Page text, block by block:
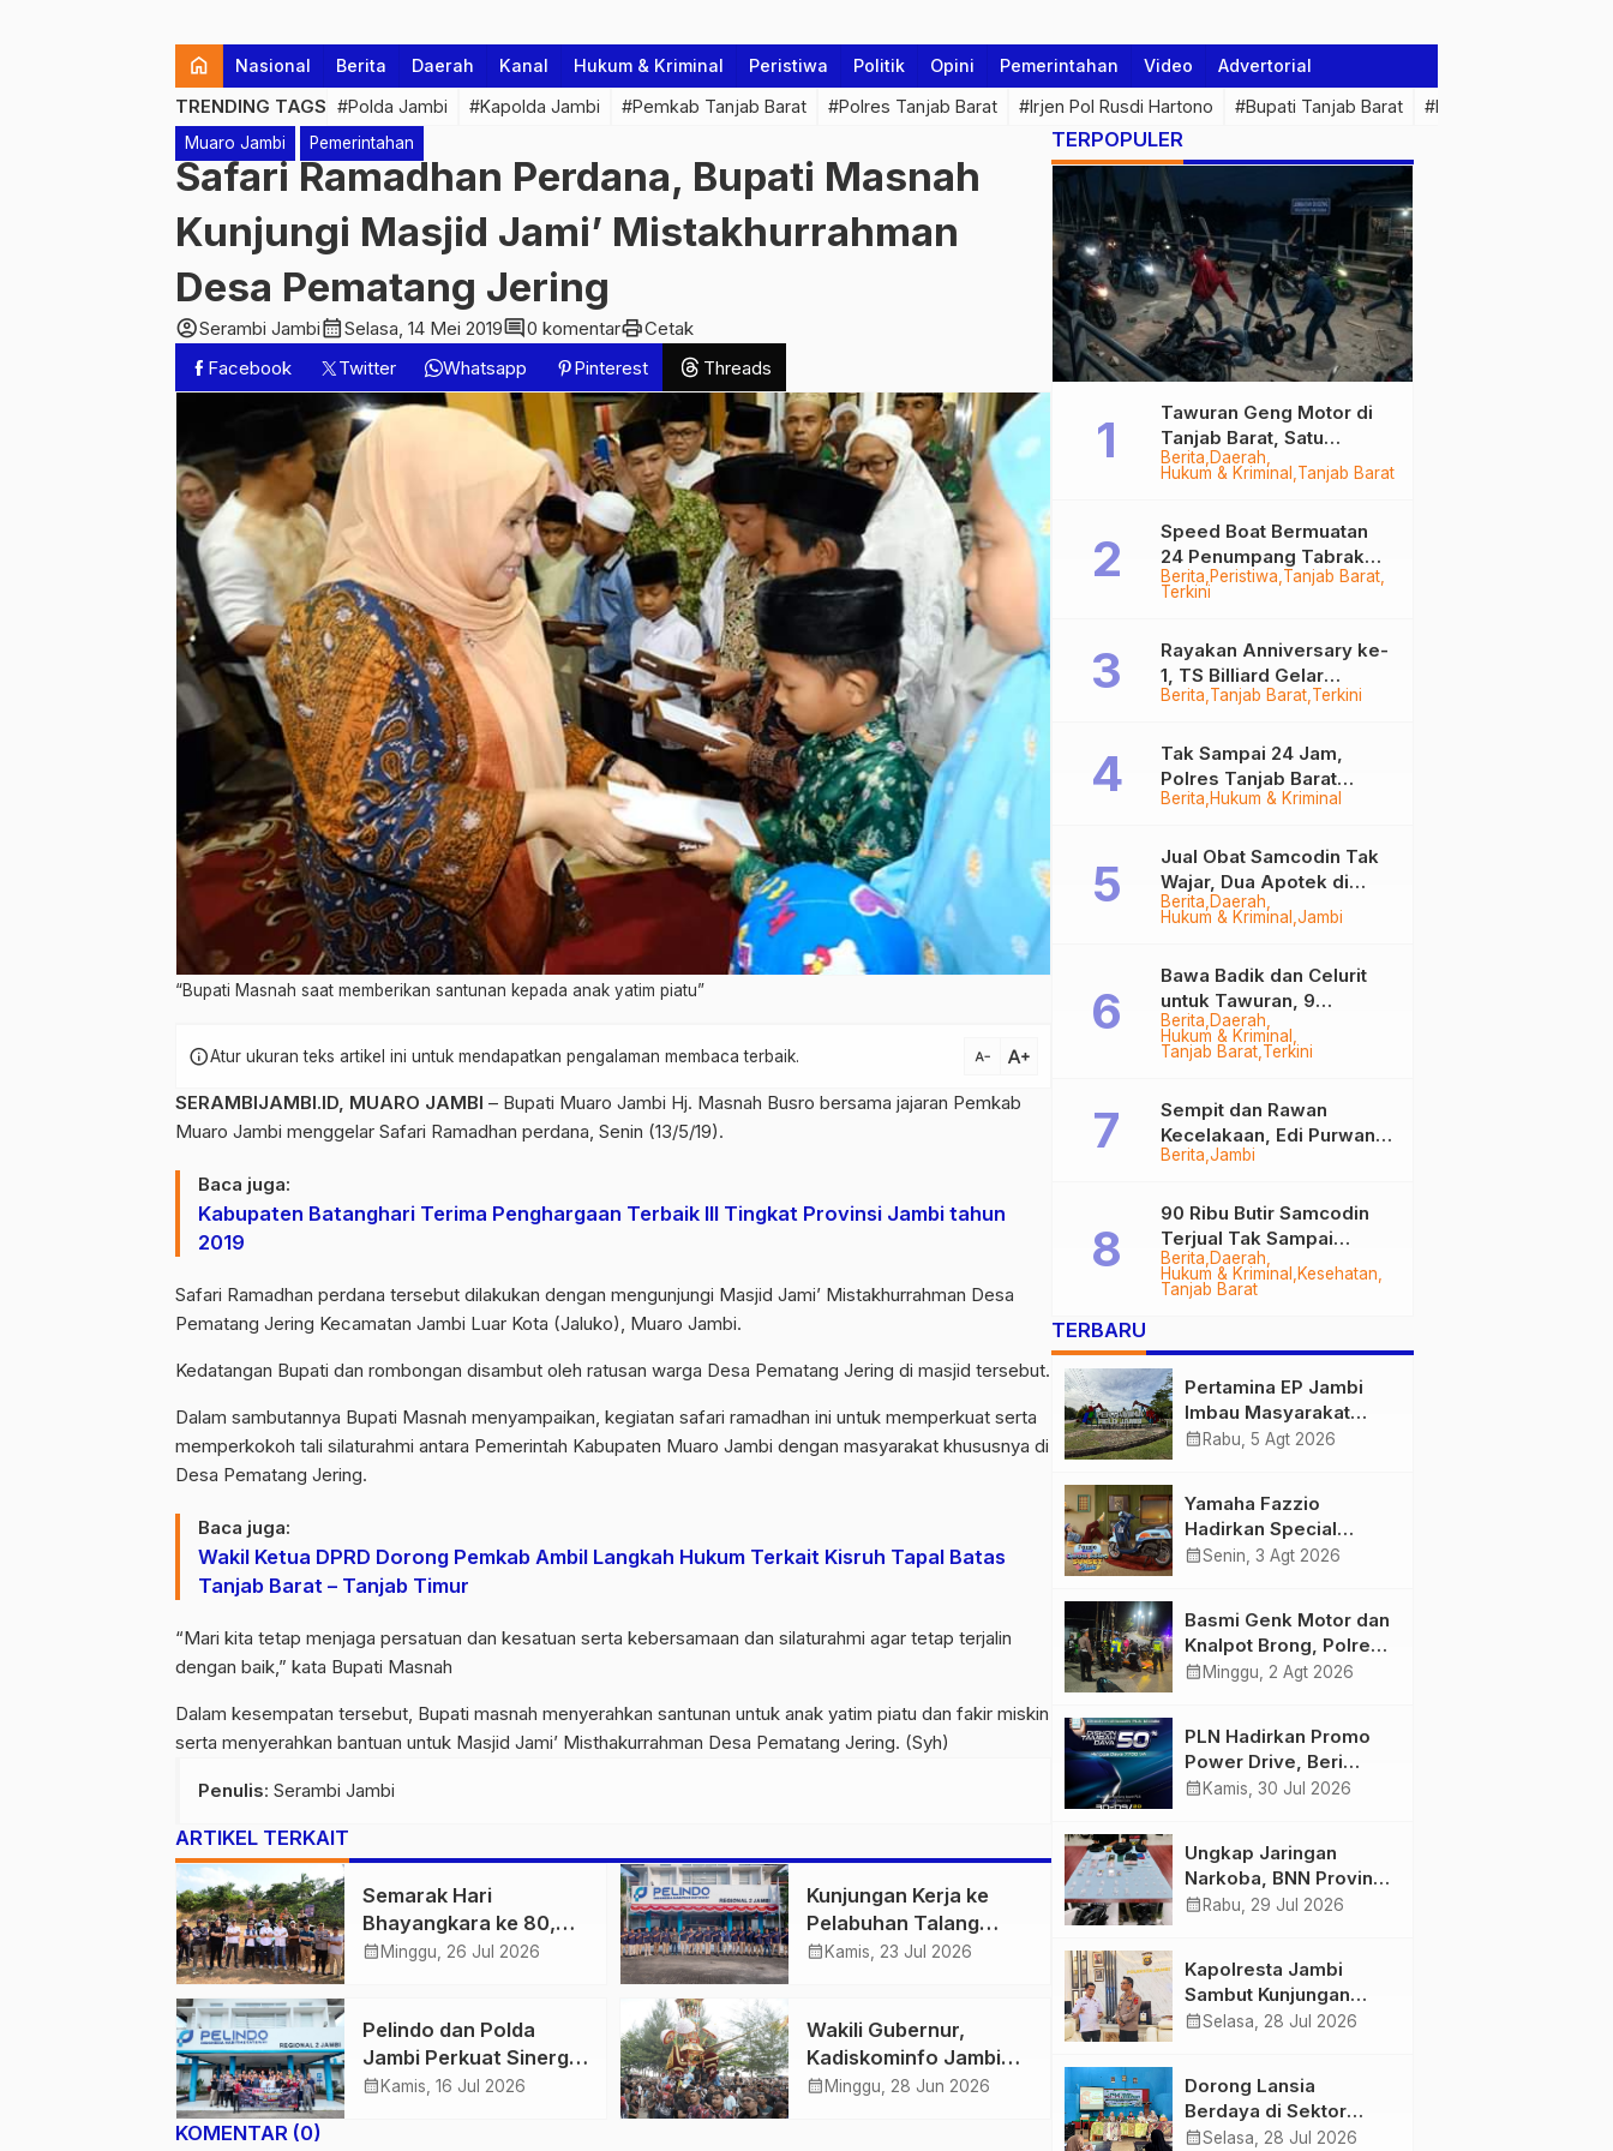
home Nasional Berita Daerah Kanal Hukum & Kriminal Peristiwa Politik Opini Pemerintahan Video Advertorial
TRENDING TAGS #Polda Jambi #Kapolda Jambi #Pemkab Tanjab Barat #Polres Tanjab Barat #Irjen Pol Rusdi Hartono #Bupati Tanjab Barat #Pemprov Jambi
Muaro Jambi Pemerintahan
Safari Ramadhan Perdana, Bupati Masnah
Kunjungi Masjid Jami’ Mistakhurrahman
Desa Pematang Jering
account_circleSerambi Jambicalendar_monthSelasa, 14 Mei 2019comment0 komentarprintCetak
Facebook
Twitter Whatsapp Pinterest Threads
“Bupati Masnah saat memberikan santunan kepada anak yatim piatu”
infoAtur ukuran teks artikel ini untuk mendapatkan pengalaman membaca terbaik. text_decrease text_increase
SERAMBIJAMBI.ID, MUARO JAMBI – Bupati Muaro Jambi Hj. Masnah Busro bersama jajaran Pemkab
Muaro Jambi menggelar Safari Ramadhan perdana, Senin (13/5/19).
Baca juga:
Kabupaten Batanghari Terima Penghargaan Terbaik III Tingkat Provinsi Jambi tahun
2019
Safari Ramadhan perdana tersebut dilakukan dengan mengunjungi Masjid Jami’ Mistakhurrahman Desa
Pematang Jering Kecamatan Jambi Luar Kota (Jaluko), Muaro Jambi.
Kedatangan Bupati dan rombongan disambut oleh ratusan warga Desa Pematang Jering di masjid tersebut.
Dalam sambutannya Bupati Masnah menyampaikan, kegiatan safari ramadhan ini untuk memperkuat serta
memperkokoh tali silaturahmi antara Pemerintah Kabupaten Muaro Jambi dengan masyarakat khususnya di
Desa Pematang Jering.
Baca juga:
Wakil Ketua DPRD Dorong Pemkab Ambil Langkah Hukum Terkait Kisruh Tapal Batas
Tanjab Barat – Tanjab Timur
“Mari kita tetap menjaga persatuan dan kesatuan serta kebersamaan dan silaturahmi agar tetap terjalin
dengan baik,” kata Bupati Masnah
Dalam kesempatan tersebut, Bupati masnah menyerahkan santunan untuk anak yatim piatu dan fakir miskin
serta menyerahkan bantuan untuk Masjid Jami’ Misthakurrahman Desa Pematang Jering. (Syh)
Penulis: Serambi Jambi
ARTIKEL TERKAIT
Semarak Hari
Bhayangkara ke 80,
IOF X Bhayangkara
Kapolda Jambi
Apresiasi Sportivitas
dan Kebersamaan
calendar_month Minggu, 26 Jul 2026
Kunjungan Kerja ke
Pelabuhan Talang
Duku, Komut PT
Pelindo Jambi Terus
Tingkatkan Pelayanan
calendar_month Kamis, 23 Jul 2026
Pelindo dan Polda
Jambi Perkuat Sinergi
Bangun Benteng Anti
calendar_month Kamis, 16 Jul 2026
Wakili Gubernur,
Kadiskominfo Jambi
Hadiri Puncak Hoyak
calendar_month Minggu, 28 Jun 2026
KOMENTAR (0)
TERPOPULER
Berita Daerah
Hukum & Kriminal Tanjab Barat
Tawuran Geng Motor di
Tanjab Barat, Satu
Remaja Kritis Dibacok, 3
Pelaku Ditangkap
Berita Peristiwa Tanjab Barat
Terkini
Speed Boat Bermuatan
24 Penumpang Tabrak
Togok di Kuala Tungkal,
Berita Tanjab Barat Terkini
Rayakan Anniversary ke-
1, TS Billiard Gelar
Turnamen 9 Ball
Berita Hukum & Kriminal
Tak Sampai 24 Jam,
Polres Tanjab Barat
Ringkus Komplotan
Tungkal
Berita Daerah
Hukum & Kriminal Jambi
Jual Obat Samcodin Tak
Wajar, Dua Apotek di
Tanjab Barat Disegel
Berita Daerah
Hukum & Kriminal
Tanjab Barat Terkini
Bawa Badik dan Celurit
untuk Tawuran, 9
Anggota Geng Motor di
Tanjab Barat Diringkus
Berita Jambi
Sempit dan Rawan
Kecelakaan, Edi Purwanto
Targetkan Jalan Lintas
2028
Berita Daerah
Hukum & Kriminal
Kesehatan
Tanjab Barat
90 Ribu Butir Samcodin
Terjual Tak Sampai
Setahun, Indra Safari
Desak Audit Menyeluruh
TERBARU
Pertamina EP Jambi
Imbau Masyarakat
Tidak Beraktivitas di
Bersama
calendar_month Rabu, 5 Agt 2026
Yamaha Fazzio
Hadirkan Special
Edition Sunset Blue,
Semakin Skena
calendar_monthSenin, 3 Agt 2026
Basmi Genk Motor dan
Knalpot Brong, Polres
Tanjab Barat Amankan
calendar_month Minggu, 2 Agt 2026
PLN Hadirkan Promo
Power Drive, Beri
Diskon Tambah Daya
calendar_month Kamis, 30 Jul 2026
Ungkap Jaringan
Narkoba, BNN Provinsi
Jambi dan Bea Cukai
Butir Ekstasi dan 146
Gram Sabu
calendar_month Rabu, 29 Jul 2026
Kapolresta Jambi
Sambut Kunjungan
Ketua dan Pengurus
Kolaborasi
calendar_monthSelasa, 28 Jul 2026
Dorong Lansia
Berdaya di Sektor
Hijau, Pertamina EP
calendar_monthSelasa, 28 Jul 2026